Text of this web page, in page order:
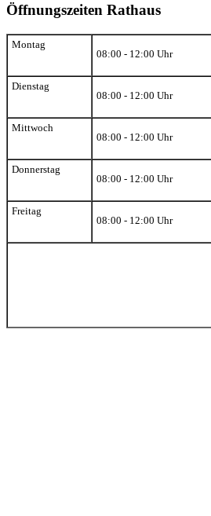
Öffnungszeiten Rathaus
Montag
08:00 - 12:00 Uhr
Dienstag
08:00 - 12:00 Uhr
Mittwoch
08:00 - 12:00 Uhr
Donnerstag
08:00 - 12:00 Uhr
Freitag
08:00 - 12:00 Uhr